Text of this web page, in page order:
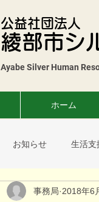
公益社団法人
綾部市シ
Ayabe Silver Human
ホーム
お知らせ 生活支
薬草教室 コス
事務局 2018年6